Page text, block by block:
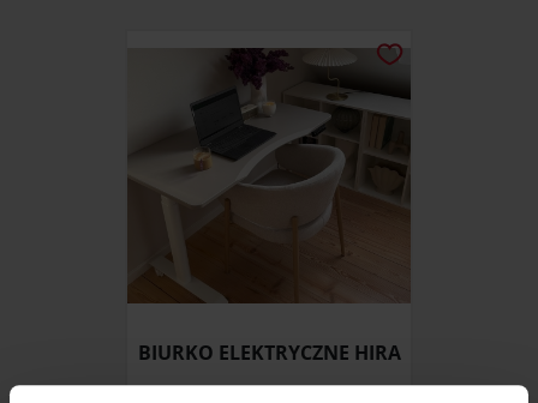
BIURKO ELEKTRYCZNE HIRA